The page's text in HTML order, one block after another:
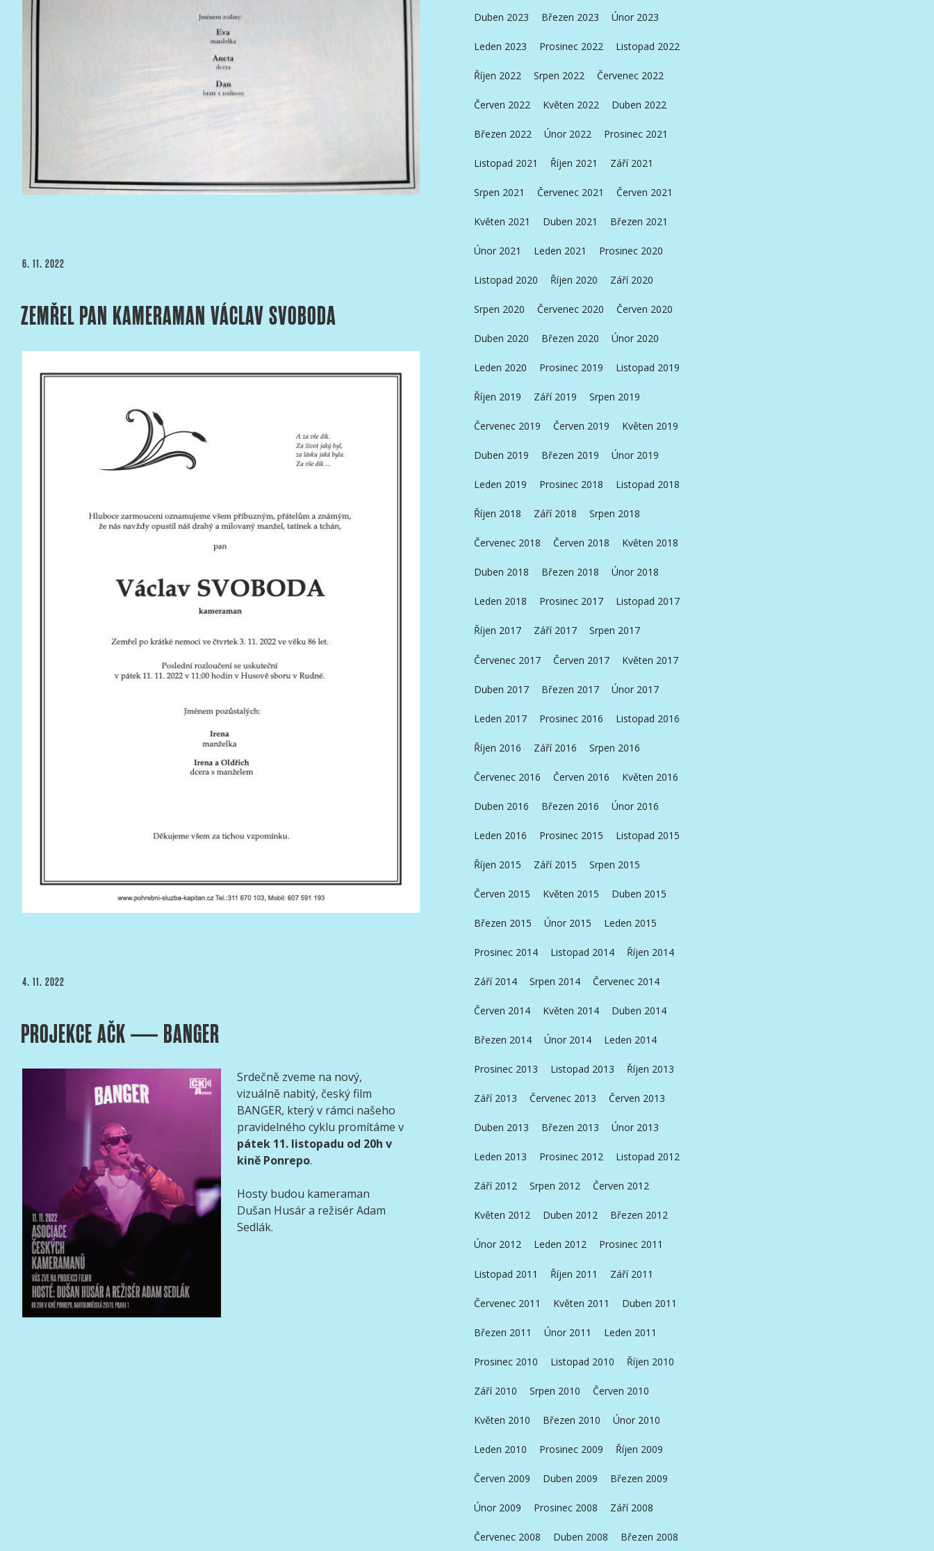
PUBLIKOVÁNO
6. 11. 2022
ZEMŘEL PAN KAMERAMAN VÁCLAV SVOBODA
PUBLIKOVÁNO
4. 11. 2022
PROJEKCE AČK — BANGER
Srdečně zveme na nový,
vizuálně nabitý, český film
BANGER, který v rámci našeho
pravidelného cyklu promítáme v
pátek 11. listopadu od 20h v
kině Ponrepo.
Hosty budou kameraman
Dušan Husár a režisér Adam
Sedlák.
Duben 2023 Březen 2023 Únor 2023
Leden 2023 Prosinec 2022 Listopad 2022
Říjen 2022 Srpen 2022 Červenec 2022
Červen 2022 Květen 2022 Duben 2022
Březen 2022 Únor 2022 Prosinec 2021
Listopad 2021 Říjen 2021 Září 2021
Srpen 2021 Červenec 2021 Červen 2021
Květen 2021 Duben 2021 Březen 2021
Únor 2021 Leden 2021 Prosinec 2020
Listopad 2020 Říjen 2020 Září 2020
Srpen 2020 Červenec 2020 Červen 2020
Duben 2020 Březen 2020 Únor 2020
Leden 2020 Prosinec 2019 Listopad 2019
Říjen 2019 Září 2019 Srpen 2019
Červenec 2019 Červen 2019 Květen 2019
Duben 2019 Březen 2019 Únor 2019
Leden 2019 Prosinec 2018 Listopad 2018
Říjen 2018 Září 2018 Srpen 2018
Červenec 2018 Červen 2018 Květen 2018
Duben 2018 Březen 2018 Únor 2018
Leden 2018 Prosinec 2017 Listopad 2017
Říjen 2017 Září 2017 Srpen 2017
Červenec 2017 Červen 2017 Květen 2017
Duben 2017 Březen 2017 Únor 2017
Leden 2017 Prosinec 2016 Listopad 2016
Říjen 2016 Září 2016 Srpen 2016
Červenec 2016 Červen 2016 Květen 2016
Duben 2016 Březen 2016 Únor 2016
Leden 2016 Prosinec 2015 Listopad 2015
Říjen 2015 Září 2015 Srpen 2015
Červen 2015 Květen 2015 Duben 2015
Březen 2015 Únor 2015 Leden 2015
Prosinec 2014 Listopad 2014 Říjen 2014
Září 2014 Srpen 2014 Červenec 2014
Červen 2014 Květen 2014 Duben 2014
Březen 2014 Únor 2014 Leden 2014
Prosinec 2013 Listopad 2013 Říjen 2013
Září 2013 Červenec 2013 Červen 2013
Duben 2013 Březen 2013 Únor 2013
Leden 2013 Prosinec 2012 Listopad 2012
Září 2012 Srpen 2012 Červen 2012
Květen 2012 Duben 2012 Březen 2012
Únor 2012 Leden 2012 Prosinec 2011
Listopad 2011 Říjen 2011 Září 2011
Červenec 2011 Květen 2011 Duben 2011
Březen 2011 Únor 2011 Leden 2011
Prosinec 2010 Listopad 2010 Říjen 2010
Září 2010 Srpen 2010 Červen 2010
Květen 2010 Březen 2010 Únor 2010
Leden 2010 Prosinec 2009 Říjen 2009
Červen 2009 Duben 2009 Březen 2009
Únor 2009 Prosinec 2008 Září 2008
Červenec 2008 Duben 2008 Březen 2008